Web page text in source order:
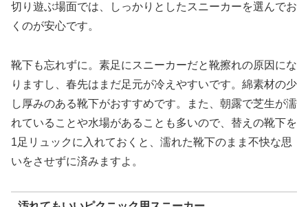
切り遊ぶ場面では、しっかりとしたスニーカーを選んでお
くのが安心です。
靴下も忘れずに。素足にスニーカーだと靴擦れの原因にな
りますし、春先はまだ足元が冷えやすいです。綿素材の少
し厚みのある靴下がおすすめです。また、朝露で芝生が濡
れていることや水場があることも多いので、替えの靴下を
1足リュックに入れておくと、濡れた靴下のまま不快な思
いをさせずに済みますよ。